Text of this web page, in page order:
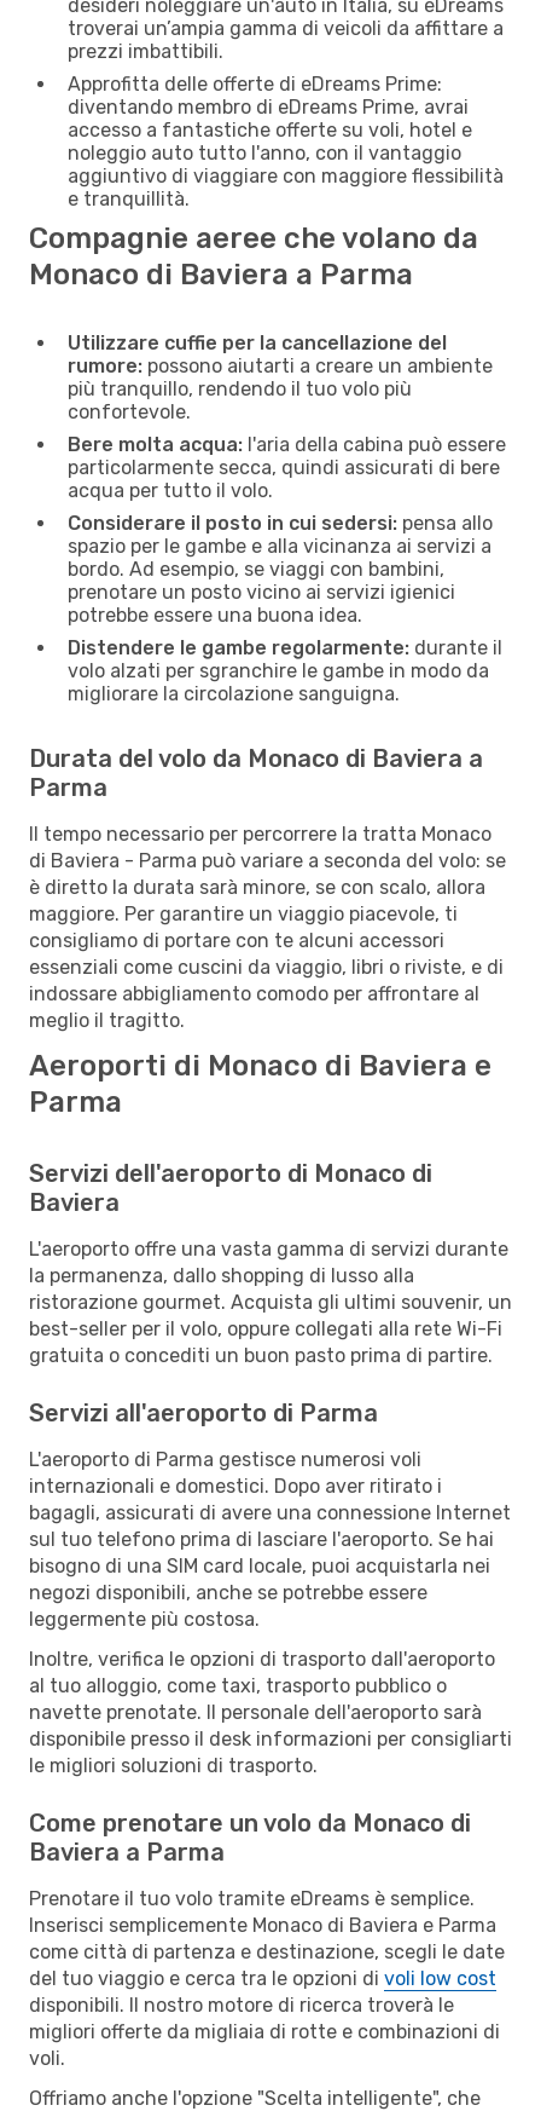
desideri noleggiare un'auto in Italia, su eDreams
troverai un’ampia gamma di veicoli da affittare a
prezzi imbattibili.
Approfitta delle offerte di eDreams Prime:
diventando membro di eDreams Prime, avrai
accesso a fantastiche offerte su voli, hotel e
noleggio auto tutto l'anno, con il vantaggio
aggiuntivo di viaggiare con maggiore flessibilità
e tranquillità.
Compagnie aeree che volano da
Monaco di Baviera a Parma
Utilizzare cuffie per la cancellazione del
rumore: possono aiutarti a creare un ambiente
più tranquillo, rendendo il tuo volo più
confortevole.
Bere molta acqua: l'aria della cabina può essere
particolarmente secca, quindi assicurati di bere
acqua per tutto il volo.
Considerare il posto in cui sedersi: pensa allo
spazio per le gambe e alla vicinanza ai servizi a
bordo. Ad esempio, se viaggi con bambini,
prenotare un posto vicino ai servizi igienici
potrebbe essere una buona idea.
Distendere le gambe regolarmente: durante il
volo alzati per sgranchire le gambe in modo da
migliorare la circolazione sanguigna.
Durata del volo da Monaco di Baviera a
Parma
Il tempo necessario per percorrere la tratta Monaco
di Baviera - Parma può variare a seconda del volo: se
è diretto la durata sarà minore, se con scalo, allora
maggiore. Per garantire un viaggio piacevole, ti
consigliamo di portare con te alcuni accessori
essenziali come cuscini da viaggio, libri o riviste, e di
indossare abbigliamento comodo per affrontare al
meglio il tragitto.
Aeroporti di Monaco di Baviera e
Parma
Servizi dell'aeroporto di Monaco di
Baviera
L'aeroporto offre una vasta gamma di servizi durante
la permanenza, dallo shopping di lusso alla
ristorazione gourmet. Acquista gli ultimi souvenir, un
best-seller per il volo, oppure collegati alla rete Wi-Fi
gratuita o concediti un buon pasto prima di partire.
Servizi all'aeroporto di Parma
L'aeroporto di Parma gestisce numerosi voli
internazionali e domestici. Dopo aver ritirato i
bagagli, assicurati di avere una connessione Internet
sul tuo telefono prima di lasciare l'aeroporto. Se hai
bisogno di una SIM card locale, puoi acquistarla nei
negozi disponibili, anche se potrebbe essere
leggermente più costosa.
Inoltre, verifica le opzioni di trasporto dall'aeroporto
al tuo alloggio, come taxi, trasporto pubblico o
navette prenotate. Il personale dell'aeroporto sarà
disponibile presso il desk informazioni per consigliarti
le migliori soluzioni di trasporto.
Come prenotare un volo da Monaco di
Baviera a Parma
Prenotare il tuo volo tramite eDreams è semplice.
Inserisci semplicemente Monaco di Baviera e Parma
come città di partenza e destinazione, scegli le date
del tuo viaggio e cerca tra le opzioni di voli low cost
disponibili. Il nostro motore di ricerca troverà le
migliori offerte da migliaia di rotte e combinazioni di
voli.
Offriamo anche l'opzione "Scelta intelligente", che